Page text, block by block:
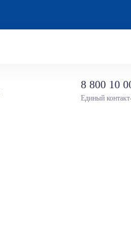
8 800 10
Единый